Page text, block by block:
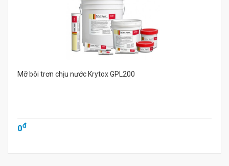
Mỡ bôi trơn chịu nước Krytox GPL200
0đ